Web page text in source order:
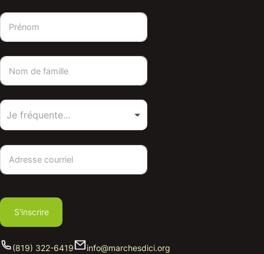
S'inscrire
(819) 322-6419 info@marchesdici.org